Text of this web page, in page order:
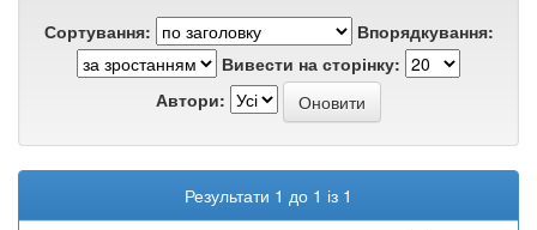
Сортування:
Впорядкування:
Вивести на сторінку:
Автори:
Результати 1 до 1 із 1